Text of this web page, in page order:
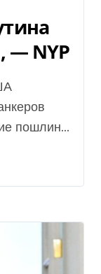
— NYP
пошлин...